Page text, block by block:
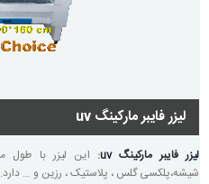
لیزر فایبر مارکینگ uv
لیزر فایبر مارکینگ uv :
شیشه،پلکسی گلس ، پلاستیک ، رزین و … دارد.